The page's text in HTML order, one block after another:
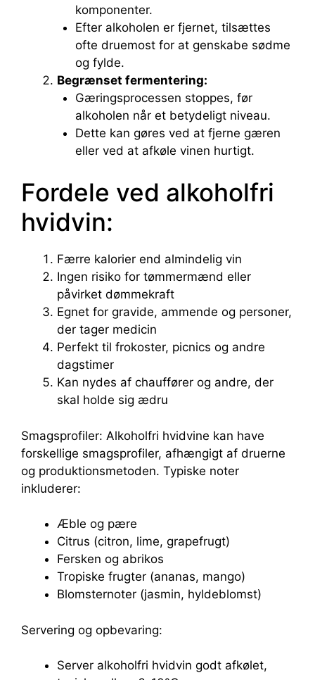
komponenter.
Efter alkoholen er fjernet, tilsættes
ofte druemost for at genskabe sødme
og fylde.
Begrænset fermentering:
Gæringsprocessen stoppes, før
alkoholen når et betydeligt niveau.
Dette kan gøres ved at fjerne gæren
eller ved at afkøle vinen hurtigt.
Fordele ved alkoholfri
hvidvin:
Færre kalorier end almindelig vin
Ingen risiko for tømmermænd eller
påvirket dømmekraft
Egnet for gravide, ammende og personer,
der tager medicin
Perfekt til frokoster, picnics og andre
dagstimer
Kan nydes af chauffører og andre, der
skal holde sig ædru
Smagsprofiler: Alkoholfri hvidvine kan have
forskellige smagsprofiler, afhængigt af druerne
og produktionsmetoden. Typiske noter
inkluderer:
Æble og pære
Citrus (citron, lime, grapefrugt)
Fersken og abrikos
Tropiske frugter (ananas, mango)
Blomsternoter (jasmin, hyldeblomst)
Servering og opbevaring:
Server alkoholfri hvidvin godt afkølet,